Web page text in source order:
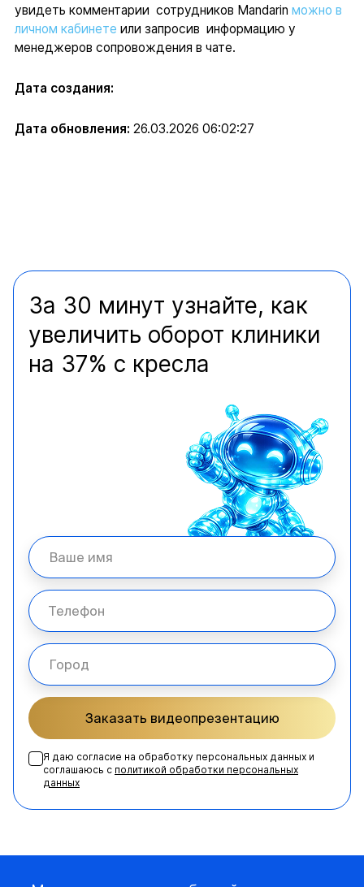
увидеть комментарии сотрудников Mandarin можно в
личном кабинете или запросив информацию у
менеджеров сопровождения в чате.
Дата создания:
Дата обновления: 26.03.2026 06:02:27
За 30 минут узнайте, как
увеличить оборот клиники
на 37% с кресла
Заказать видеопрезентацию
Я даю согласие на обработку персональных данных и
соглашаюсь с политикой обработки персональных
данных